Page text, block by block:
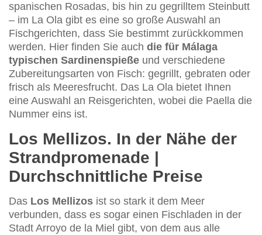
spanischen Rosadas, bis hin zu gegrilltem Steinbutt
– im La Ola gibt es eine so große Auswahl an
Fischgerichten, dass Sie bestimmt zurückkommen
werden. Hier finden Sie auch die für Málaga
typischen Sardinenspieße und verschiedene
Zubereitungsarten von Fisch: gegrillt, gebraten oder
frisch als Meeresfrucht. Das La Ola bietet Ihnen
eine Auswahl an Reisgerichten, wobei die Paella die
Nummer eins ist.
Los Mellizos. In der Nähe der
Strandpromenade |
Durchschnittliche Preise
Das Los Mellizos ist so stark it dem Meer
verbunden, dass es sogar einen Fischladen in der
Stadt Arroyo de la Miel gibt, von dem aus alle